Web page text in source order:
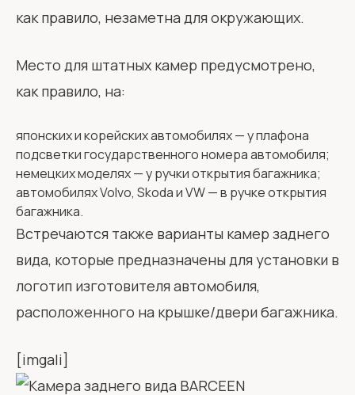
как правило, незаметна для окружающих.
Место для штатных камер предусмотрено,
как правило, на:
японских и корейских автомобилях — у плафона
подсветки государственного номера автомобиля;
немецких моделях — у ручки открытия багажника;
автомобилях Volvo, Skoda и VW — в ручке открытия
багажника.
Встречаются также варианты камер заднего
вида, которые предназначены для установки в
логотип изготовителя автомобиля,
расположенного на крышке/двери багажника.
[imgali]